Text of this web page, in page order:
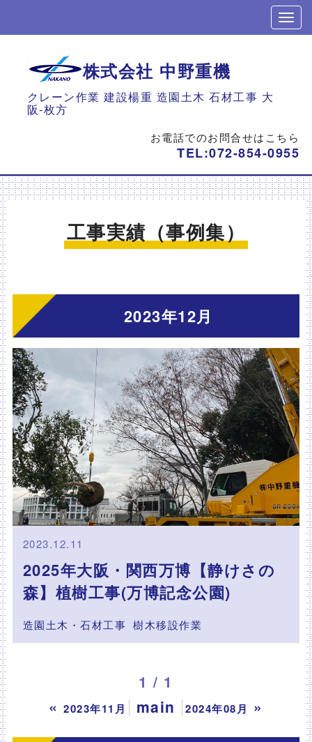
株式会社 中野重機
クレーン作業 建設楊重 造園土木 石材工事 大
阪-枚方
お電話でのお問合せはこちら
TEL:072-854-0955
工事実績（事例集）
2023年12月
2025年大阪・関西万博【静けさの
森】植樹工事(万博記念公園)
2023.12.11
造園土木・石材工事 樹木移設作業
1 / 1
«2023年11月 main 2024年08月 »